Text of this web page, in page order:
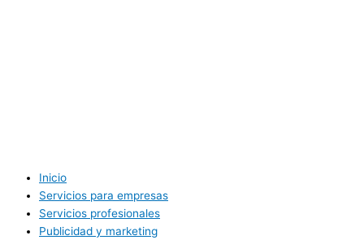
Inicio
Servicios para empresas
Servicios profesionales
Publicidad y marketing